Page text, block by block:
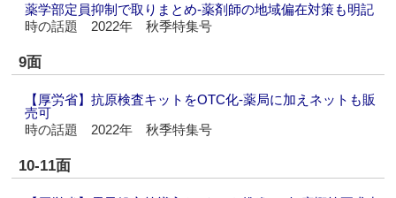
薬学部定員抑制で取りまとめ‐薬剤師の地域偏在対策も明記
時の話題 2022年 秋季特集号
9面
【厚労省】抗原検査キットをOTC化‐薬局に加えネットも販
売可
時の話題 2022年 秋季特集号
10-11面